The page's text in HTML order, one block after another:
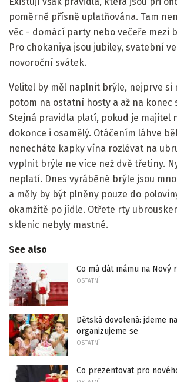
poměrně přísně uplatňována. Tam
věc - domácí party nebo večeře mezi
Pro chokaniya jsou jubiley, svatební
novoroční svátek.
Velitel by měl naplnit brýle, nejprve si
potom na ostatní hosty a až na konec
Stejná pravidla platí, pokud je majitel
dokonce i osamělý. Otáčením láhve
nenecháte kapky vína rozlévat na
vyplnit brýle ne více než dvě třetiny.
neplatí. Dnes vyráběné brýle jsou
a měly by být plněny pouze do
okamžitě po jídle. Otřete rty
sklenic nebyly mastné.
See also
Co má dát mámu na Nový
OSTATNÍ
Dětská dovolená: jdeme
organizujeme se
OSTATNÍ
Co prezentovat pro